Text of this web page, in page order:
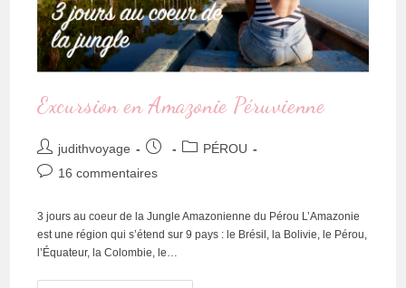
Excursion en Amazonie Péruvienne
judithvoyage
PÉROU
16 commentaires
3 jours au coeur de la Jungle Amazonienne du Pérou L’Amazonie
est une région qui s’étend sur 9 pays : le Brésil, la Bolivie, le Pérou,
l’Équateur, la Colombie, le…